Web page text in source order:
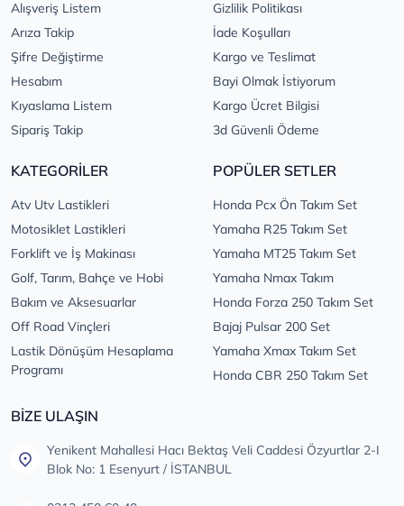
Alışveriş Listem
Arıza Takip
Şifre Değiştirme
Hesabım
Kıyaslama Listem
Sipariş Takip
Gizlilik Politikası
İade Koşulları
Kargo ve Teslimat
Bayi Olmak İstiyorum
Kargo Ücret Bilgisi
3d Güvenli Ödeme
KATEGORİLER
Atv Utv Lastikleri
Motosiklet Lastikleri
Forklift ve İş Makinası
Golf, Tarım, Bahçe ve Hobi
Bakım ve Aksesuarlar
Off Road Vinçleri
Lastik Dönüşüm Hesaplama
Programı
POPÜLER SETLER
Honda Pcx Ön Takım Set
Yamaha R25 Takım Set
Yamaha MT25 Takım Set
Yamaha Nmax Takım
Honda Forza 250 Takım Set
Bajaj Pulsar 200 Set
Yamaha Xmax Takım Set
Honda CBR 250 Takım Set
BİZE ULAŞIN
Yenikent Mahallesi Hacı Bektaş Veli Caddesi Özyurtlar 2-I
Blok No: 1 Esenyurt / İSTANBUL